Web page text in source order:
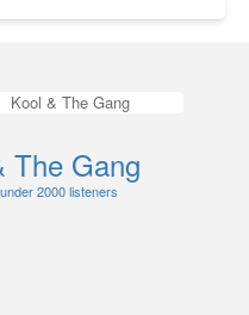
Kool & The Gang
The Gang
under 2000 listeners